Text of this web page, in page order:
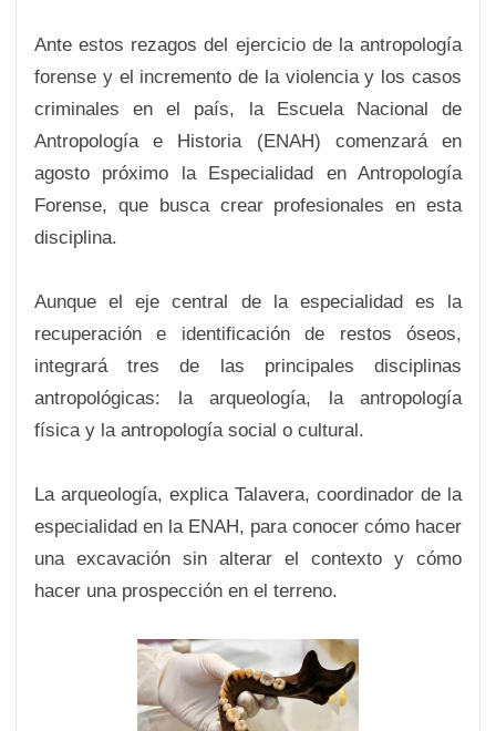
Ante estos rezagos del ejercicio de la antropología
forense y el incremento de la violencia y los casos
criminales en el país, la Escuela Nacional de
Antropología e Historia (ENAH) comenzará en
agosto próximo la Especialidad en Antropología
Forense, que busca crear profesionales en esta
disciplina.
Aunque el eje central de la especialidad es la
recuperación e identificación de restos óseos,
integrará tres de las principales disciplinas
antropológicas: la arqueología, la antropología
física y la antropología social o cultural.
La arqueología, explica Talavera, coordinador de la
especialidad en la ENAH, para conocer cómo hacer
una excavación sin alterar el contexto y cómo
hacer una prospección en el terreno.